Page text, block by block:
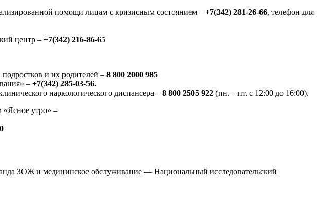
помощи лицам с кризисным состоянием – +7(342) 281-26-66, телефон для
центр – +7(342) 216-86-65
и их родителей – 8 800 2000 985
– +7(342) 285-03-56.
наркологического диспансера – 8 800 2505 922 (пн. – пт. с 12:00 до 16:00).
«Ясное утро» –
ЗОЖ и медицинское обслуживание — Национальный исследовательский